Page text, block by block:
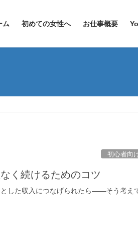
ム 初めての女性へ お仕事概要
初心者向
く続けるためのコツ
した収入につなげられたら——そう考え